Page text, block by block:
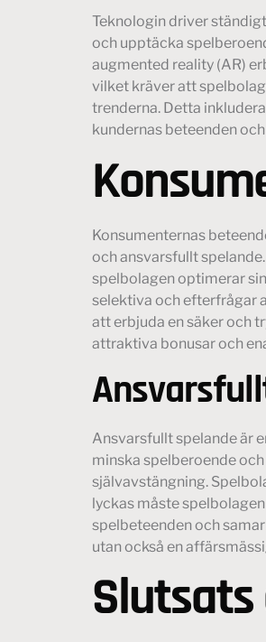
Teknologin driver
och upptäcka
augmented reality (AR)
vilket kräver att
trenderna. Detta
kundernas beteenden
Konsumenternas
och ansvarsfullt
spelbolagen optimerar
selektiva och efterfrågar
att erbjuda en säker och
attraktiva bonusar och
Ansvarsfullt spelande är
minska spelberoende
självavstängning.
lyckas måste
spelbeteenden och
utan också en